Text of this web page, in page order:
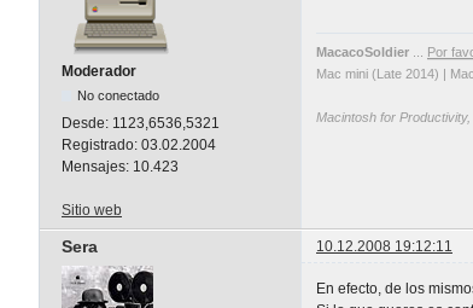
Moderador
No conectado
Desde: 1123,6536,5321
Registrado: 03.02.2004
Mensajes: 10.423
MacacoSoldier
Por
Mac mini (Late 2014) |
Macintosh for
Sitio web
Sera 10.12.2008 19:12:11
En efecto, de los